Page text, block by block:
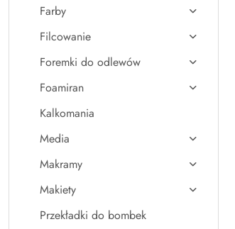
Farby
Filcowanie
Foremki do odlewów
Foamiran
Kalkomania
Media
Makramy
Makiety
Przekładki do bombek